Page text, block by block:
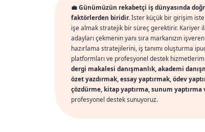
💼 Günümüzün rekabetçi iş dünyasında
faktörlerden biridir.İster küçük bir girişim
işe almak stratejik bir süreç gerektirir. Kariyer
adayları çekmenin yanı sıra markanızın
hazırlama stratejilerini, iş tanımı oluşturma
platformları ve profesyonel destek
dergi makalesi danışmanlık, akademi
özet yazdırmak, essay yaptırmak, ödev
çözdürme, kitap yaptırma, sunum
profesyonel destek sunuyoruz.